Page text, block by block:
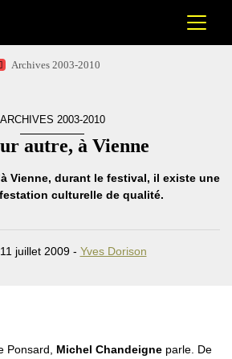
Archives 2003-2010
ARCHIVES 2003-2010
autre, à Vienne
Vienne, durant le festival, il existe une
culturelle de qualité.
juillet 2009 - Yves Dorison
Ponsard, Michel Chandeigne parle. De